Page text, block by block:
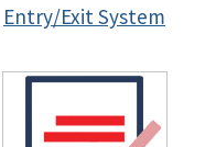
Entry/Exit System